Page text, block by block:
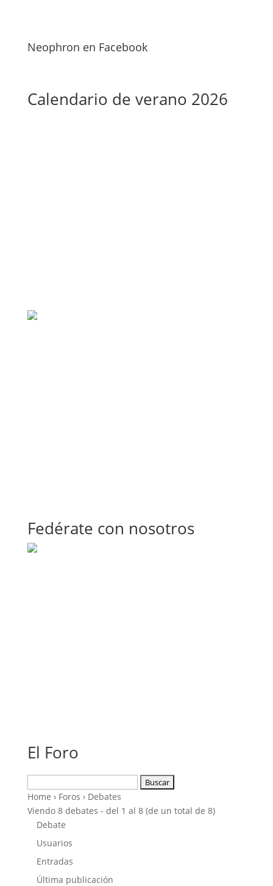
Neophron en Facebook
Calendario de verano 2026
Fedérate con nosotros
El Foro
Home › Foros › Debates
Viendo 8 debates - del 1 al 8 (de un total de 8)
Debate
Usuarios
Entradas
Última publicación